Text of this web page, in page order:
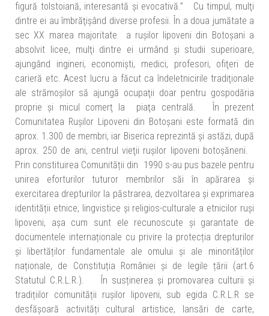
figură tolstoiană, interesantă şi evocativă.” Cu timpul, mulţi
dintre ei au îmbrăţişând diverse profesii. În a doua jumătate a
sec XX marea majoritate a ruşilor lipoveni din Botoşani a
absolvit licee, mulţi dintre ei urmând şi studii superioare,
ajungând ingineri, economişti, medici, profesori, ofiţeri de
carieră etc. Acest lucru a făcut ca îndeletnicirile tradiţionale
ale strămoşilor să ajungă ocupaţii doar pentru gospodăria
proprie şi micul comerţ la piaţa centrală. În prezent
Comunitatea Rușilor Lipoveni din Botoşani este formată din
aprox. 1.300 de membri, iar Biserica reprezintă şi astăzi, după
aprox. 250 de ani, centrul vieţii rușilor lipoveni botoşăneni.
Prin constituirea Comunității din 1990 s-au pus bazele pentru
unirea eforturilor tuturor membrilor săi în apărarea și
exercitarea drepturilor la păstrarea, dezvoltarea și exprimarea
identității etnice, lingvistice și religios-culturale a etnicilor ruși
lipoveni, așa cum sunt ele recunoscute și garantate de
documentele internaționale cu privire la protecția drepturilor
și libertăților fundamentale ale omului și ale minorităților
naționale, de Constituția României și de legile țării (art.6
Statutul C.R.L.R.). În susținerea și promovarea culturii și
tradițiilor comunității rușilor lipoveni, sub egida C.R.L.R se
desfășoară activități cultural artistice, lansări de carte,